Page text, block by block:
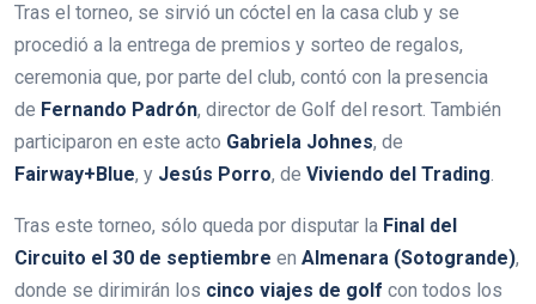
Tras el torneo, se sirvió un cóctel en la casa club y se
procedió a la entrega de premios y sorteo de regalos,
ceremonia que, por parte del club, contó con la presencia
de Fernando Padrón, director de Golf del resort. También
participaron en este acto Gabriela Johnes, de
Fairway+Blue, y Jesús Porro, de Viviendo del Trading.
Tras este torneo, sólo queda por disputar la Final del
Circuito el 30 de septiembre en Almenara (Sotogrande),
donde se dirimirán los cinco viajes de golf con todos los